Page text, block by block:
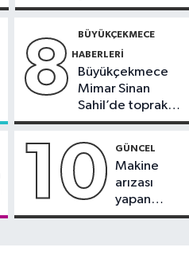
8 BÜYÜKÇEKMECE
HABERLERI
Büyükçekmece
Mimar Sinan
Sahil’de toprak
kayması
10 GÜNCEL
Makine
arızası
yapan
tanker,